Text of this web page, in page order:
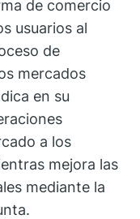
de comercio
usuarios al
de
mercados
en su
a los
mejora las
mediante la